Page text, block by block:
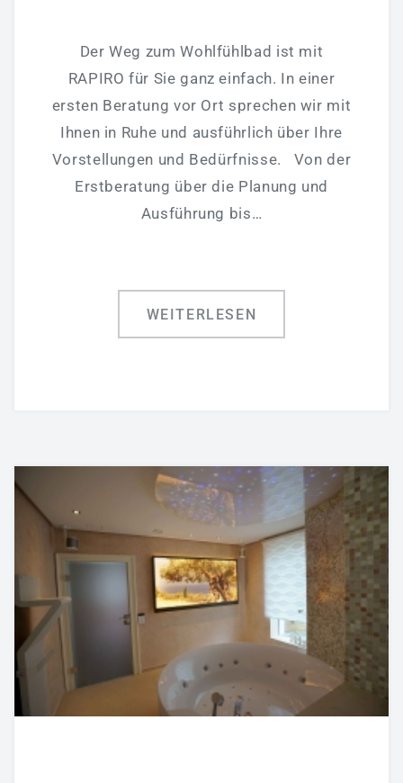
Klima & Lüftungstechnik
Elektrotechnik - Wir Stehen Unter Spannung!
Wartung/Inspektion & 24h Notdienst
Gewerbekunden
Referenzen
SCHALTANLAGENBAU
UNTERNEHMEN
Ansprechpartner
Der Weg zum Wohlfühlbad ist mit
RAPIRO für Sie ganz einfach. In einer
ersten Beratung vor Ort sprechen wir mit
Ihnen in Ruhe und ausführlich über Ihre
Vorstellungen und Bedürfnisse. Von der
Erstberatung über die Planung und
Ausführung bis…
WEITERLESEN